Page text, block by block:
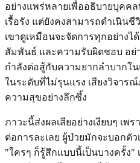
อย่างแพร่หลายเพื่ออธิบายบุคค
เรื้อรัง แต่ยังคงสามารถดำเนิน
เขาดูเหมือนจะจัดการทุกอย่างไ
สัมพันธ์ และความรับผิดชอบ อย่
กำลังต่อสู้กับความยากลำบากใ
ในระดับที่ไม่รุนแรง เสียงวิจาร
ความสุขอย่างลึกซึ้ง
ภาวะนี้ส่งผลเสียอย่างเงียบๆ เพ
ต่อการละเลย ผู้ป่วยมักจะบอกตั
"ใครๆ ก็รู้สึกแบบนี้เป็นบางครั้ง"